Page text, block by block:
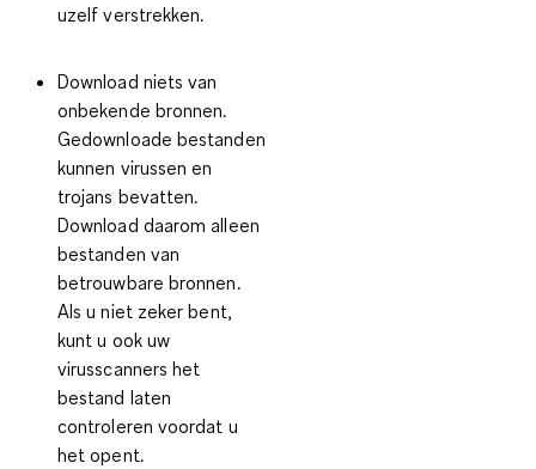
uzelf verstrekken.
Download niets van
onbekende bronnen.
Gedownloade bestanden
kunnen virussen en
trojans bevatten.
Download daarom alleen
bestanden van
betrouwbare bronnen.
Als u niet zeker bent,
kunt u ook uw
virusscanners het
bestand laten
controleren voordat u
het opent.